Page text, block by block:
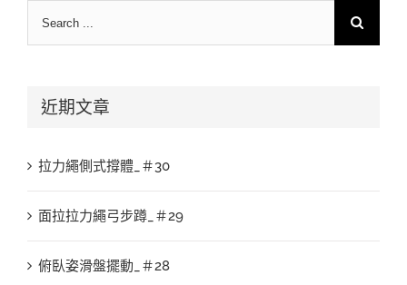
Search
for:
近期文章
拉力繩側式撐體_＃30
面拉拉力繩弓步蹲_＃29
俯臥姿滑盤擺動_＃28